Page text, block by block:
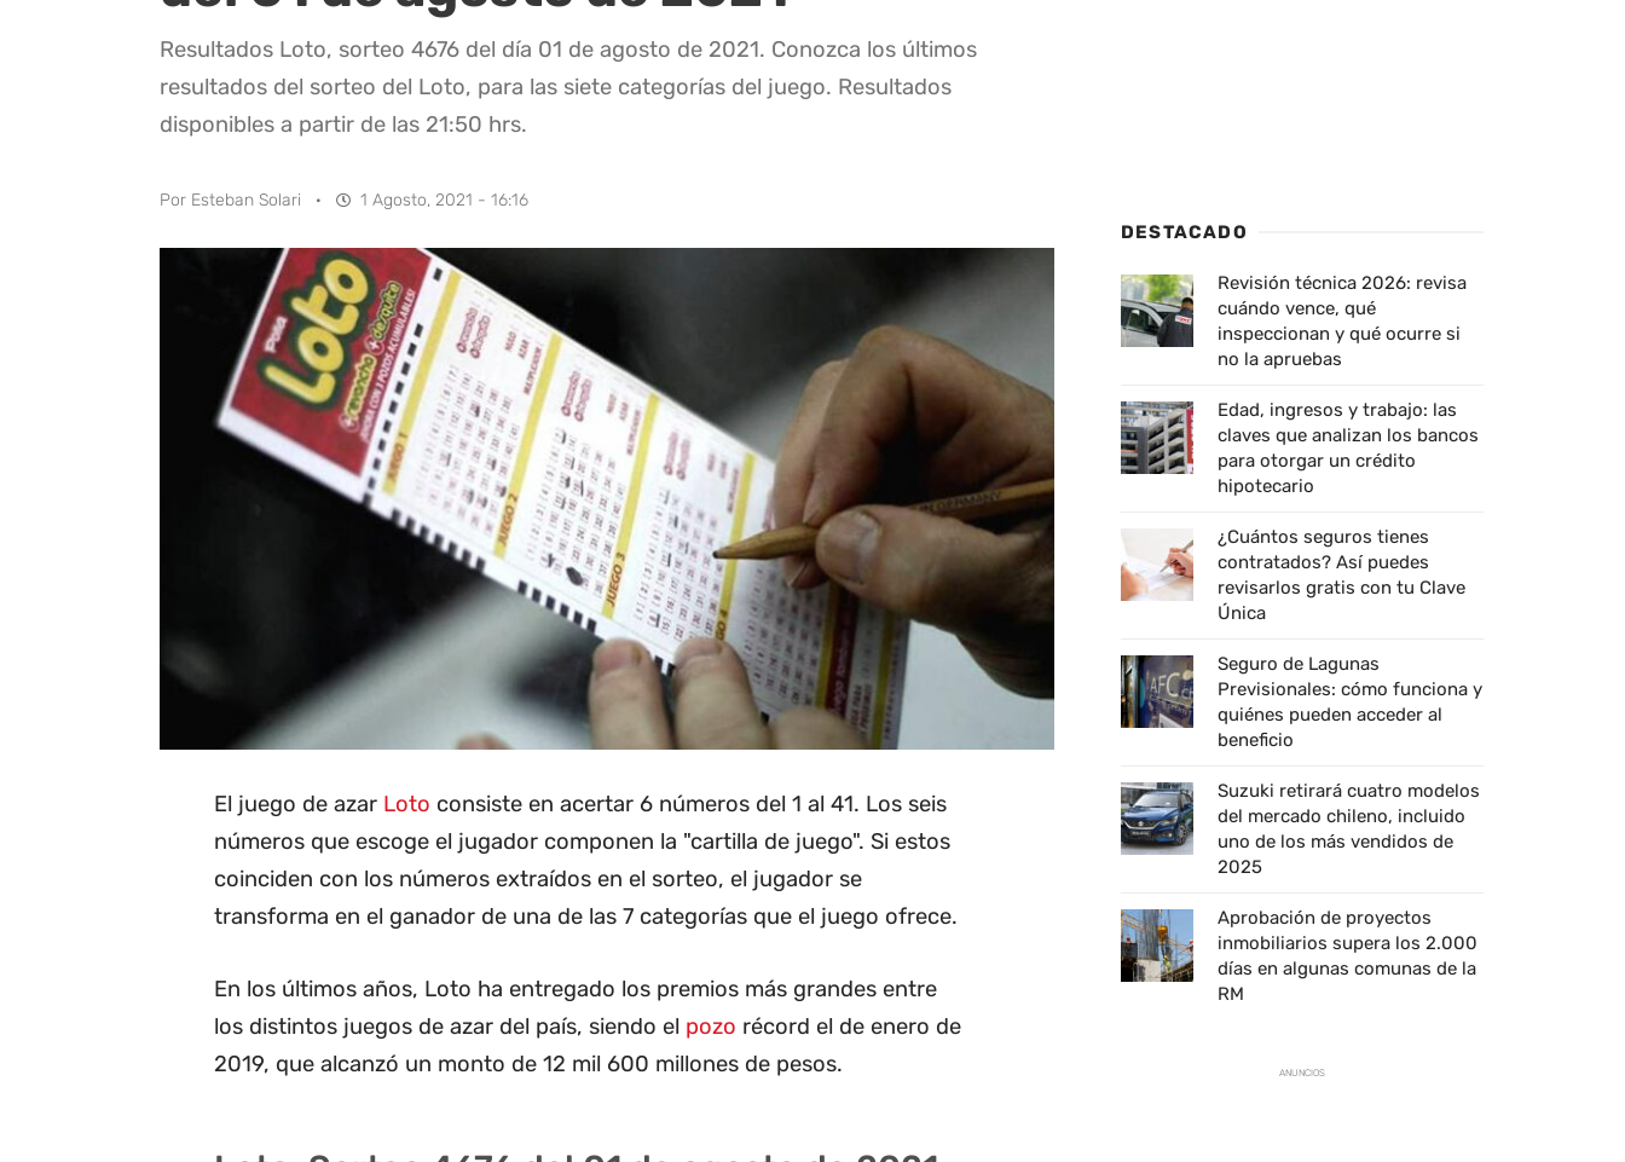
Resultados Loto, sorteo 4676 del día 01 de agosto de 2021. Conozca los últimos
resultados del sorteo del Loto, para las siete categorías del juego. Resultados
disponibles a partir de las 21:50 hrs.
Por Esteban Solari · 1 Agosto, 2021 - 16:16
El juego de azar Loto consiste en acertar 6 números del 1 al 41. Los seis
números que escoge el jugador componen la "cartilla de juego". Si estos
coinciden con los números extraídos en el sorteo, el jugador se
transforma en el ganador de una de las 7 categorías que el juego ofrece.
En los últimos años, Loto ha entregado los premios más grandes entre
los distintos juegos de azar del país, siendo el pozo récord el de enero de
2019, que alcanzó un monto de 12 mil 600 millones de pesos.
DESTACADO
Revisión técnica 2026: revisa
cuándo vence, qué
inspeccionan y qué ocurre si
no la apruebas
Edad, ingresos y trabajo: las
claves que analizan los bancos
para otorgar un crédito
hipotecario
¿Cuántos seguros tienes
contratados? Así puedes
revisarlos gratis con tu Clave
Única
Seguro de Lagunas
Previsionales: cómo funciona y
quiénes pueden acceder al
beneficio
Suzuki retirará cuatro modelos
del mercado chileno, incluido
uno de los más vendidos de
2025
Aprobación de proyectos
inmobiliarios supera los 2.000
días en algunas comunas de la
RM
ANUNCIOS